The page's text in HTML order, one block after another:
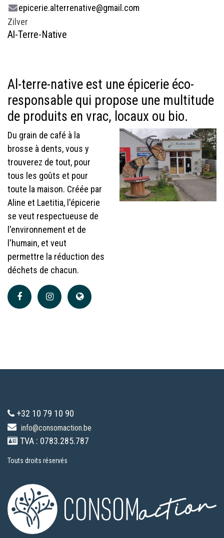
epicerie.alterrenative@gmail.com
Zilver
Al-Terre-Native
Al-terre-native est une épicerie éco-
responsable qui propose une multitude
de produits en vrac, locaux ou bio.
Du grain de café à la
brosse à dents, vous y
trouverez de tout, pour
tous les goûts et pour
toute la maison. Créée par
Aline et Laetitia, l'épicerie
se veut respectueuse de
l'environnement et de
l'humain, et veut
permettre la réduction des
déchets de chacun.
+32 10 79 10 90
info@consomaction.be
TVA : 0783.285.787
Touts droits réservés